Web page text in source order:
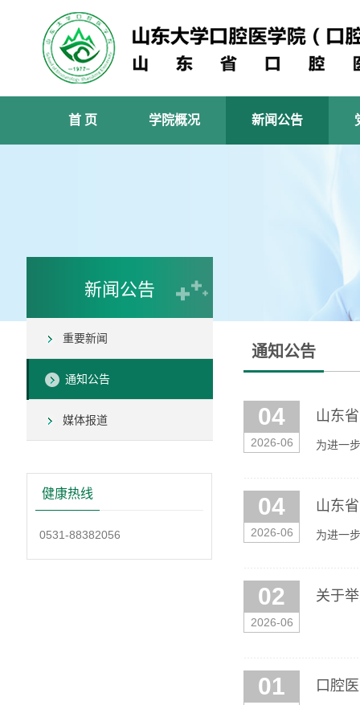
首 页 学院概况 新闻公告
新闻公告
重要新闻
通知公告
媒体报道
健康热线
0531-88382056
通知公告
04
2026-06
山东
为进一
04
2026-06
山东
为进一
02
2026-06
关于
01 口腔